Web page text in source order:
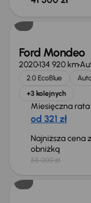
Taniej o 1 000 zł
Ford Mondeo
2020134 920 km
2.0 EcoBlue
+3 kolejnych
Miesięczna rata
od 321 zł
Najniższa cena
obniżką
55 000 zł